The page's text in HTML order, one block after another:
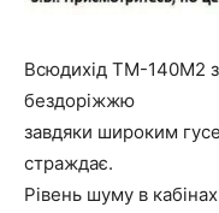
Всюдихід ТМ-140М2
бездоріжжю
завдяки широким
страждає.
Рівень шуму в